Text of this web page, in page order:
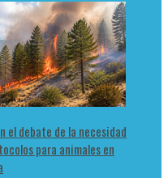
el debate de la necesidad
para animales en